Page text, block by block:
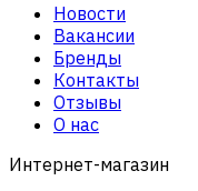
Новости
Вакансии
Бренды
Контакты
Отзывы
О нас
Интернет-магазин